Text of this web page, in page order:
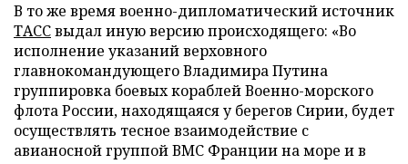
В то же время военно-дипломатический источник
ТАССвыдал иную версию происходящего: «Во
исполнение указаний верховного
главнокомандующего Владимира Путина
группировка боевых кораблей Военно-морского
флота России, находящаяся у берегов Сирии, будет
осуществлять тесное взаимодействие с
авианосной группой ВМС Франции на море и в